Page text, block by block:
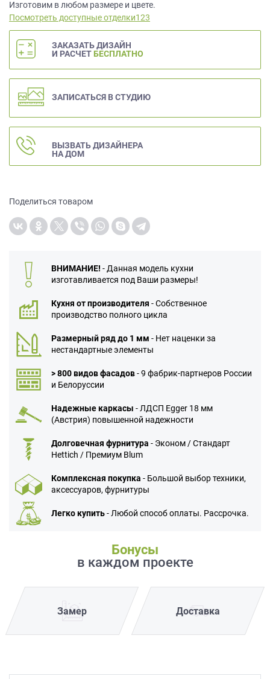
Изготовим в любом размере и цвете.
Посмотреть доступные отделки123
ЗАКАЗАТЬ ДИЗАЙН
И РАСЧЕТ БЕСПЛАТНО
ЗАПИСАТЬСЯ В СТУДИЮ
ВЫЗВАТЬ ДИЗАЙНЕРА
НА ДОМ
Поделиться товаром
ВНИМАНИЕ! - Данная модель кухни
изготавливается под Ваши размеры!
Кухня от производителя - Собственное
производство полного цикла
Размерный ряд до 1 мм - Нет наценки за
нестандартные элементы
> 800 видов фасадов- 9 фабрик-партнеров России
и Белоруссии
Надежные каркасы - ЛДСП Egger 18 мм
(Австрия) повышенной надежности
Долговечная фурнитура - Эконом / Стандарт
Hettich / Премиум Blum
Комплексная покупка - Большой выбор техники,
аксессуаров, фурнитуры
Легко купить- Любой способ оплаты. Рассрочка.
Бонусы
в каждом проекте
Замер Доставка
данных.